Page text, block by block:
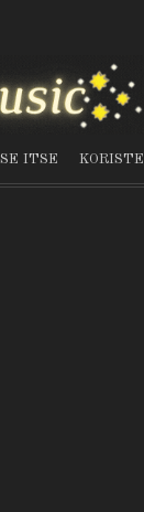
ITSE KORISTE